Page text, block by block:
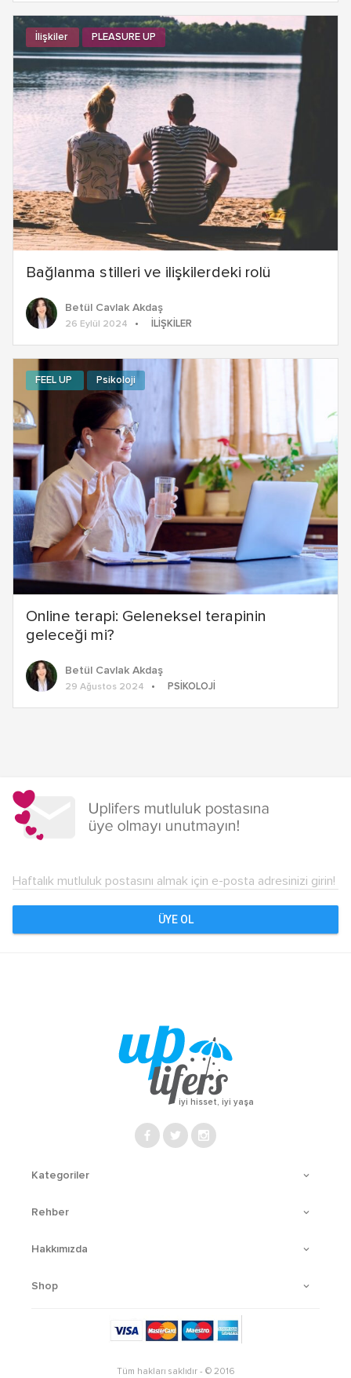
Bağlanma stilleri ve ilişkilerdeki rolü
İlişkiler PLEASURE UP
Betül Cavlak Akdaş
26 Eylül 2024 İLIŞKILER
Online terapi: Geleneksel terapinin
geleceği mi?
FEEL UP Psikoloji
Betül Cavlak Akdaş
29 Ağustos 2024 PSIKOLOJI
dolaşımı
Haftalık mutluluk postasını almak için e-posta adresinizi girin!
ÜYE OL
iyi hisset, iyi yaşa
Kategoriler
Rehber
Hakkımızda
Shop
Tüm hakları saklıdır - © 2016